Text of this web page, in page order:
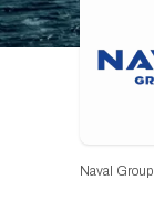
Naval Group